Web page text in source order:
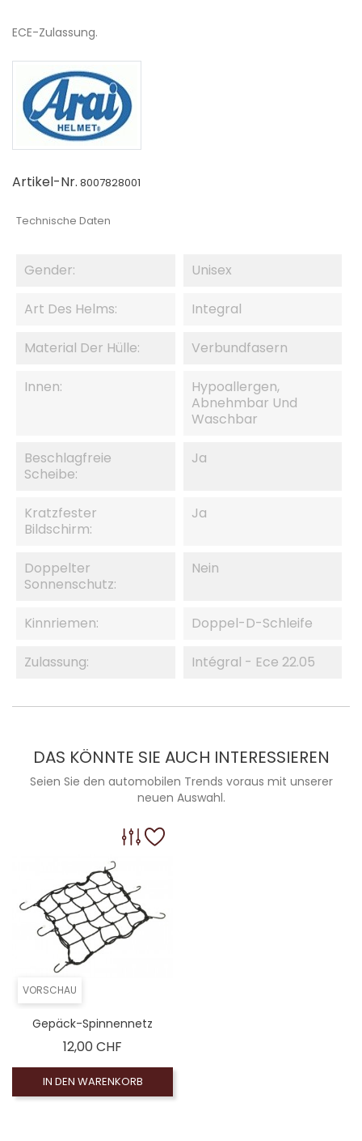
ECE-Zulassung.
Artikel-Nr. 8007828001
Technische Daten
Gender: Unisex
Art Des Helms: Integral
Material Der Hülle: Verbundfasern
Innen:
Hypoallergen,
Abnehmbar Und
Waschbar
Beschlagfreie
Scheibe:
Ja
Kratzfester
Bildschirm:
Ja
Doppelter
Sonnenschutz:
Nein
Kinnriemen: Doppel-D-Schleife
Zulassung: Intégral - Ece 22.05
DAS KÖNNTE SIE AUCH INTERESSIEREN
Seien Sie den automobilen Trends voraus mit unserer
neuen Auswahl.
VORSCHAU
Gepäck-Spinnennetz
12,00 CHF
IN DEN WARENKORB